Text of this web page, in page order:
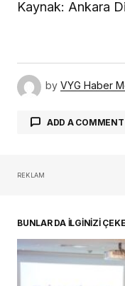
Kaynak: Ankara
by VYG Haber
ADD A COMMENT
REKLAM
BUNLAR DA İLGİNİZİ